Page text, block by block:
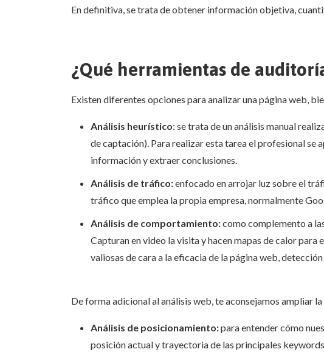
En definitiva, se trata de obtener información objetiva,
¿Qué herramientas de
Existen diferentes opciones para analizar una página web,
Análisis heurístico: se trata de un análisis manual
de captación). Para realizar esta tarea el profesional se
información y extraer conclusiones.
Análisis de tráfico:enfocado en arrojar luz sobre el
tráfico que emplea la propia empresa, normalmente
Análisis de comportamiento:como complemento a
Capturan en video la visita y hacen mapas de calor
valiosas de cara a la eficacia de la página web,
De forma adicional al análisis web, te aconsejamos ampliar
Análisis de posicionamiento:para entender cómo
posición actual y trayectoria de las principales